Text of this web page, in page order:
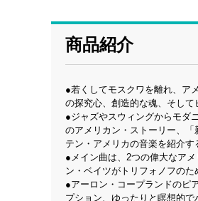
商品紹介
●若くしてモスクワを離れ、ア
の探究心、創造的な魂、そして
●ジャズやスウィングからモダ
のアメリカン・ストーリー、
テン・アメリカの音楽を紹介す
●メイン曲は、2つの偉大なア
ン・ベイツがトリフォノフの
●アーロン・コープランドのピ
プション、ゆったりと瞑想的